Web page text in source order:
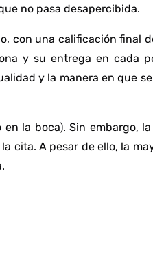
no pasa desapercibida.
con una calificación final
y su entrega en cada
y la manera en que
la boca). Sin embargo, la
cita. A pesar de ello, la